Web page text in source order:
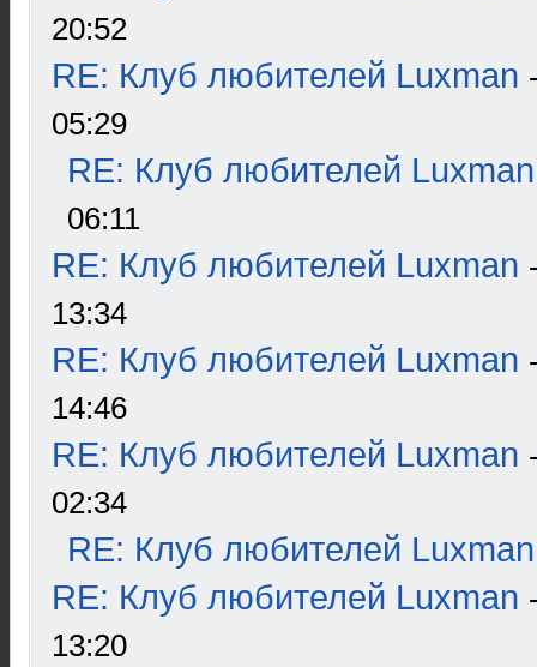
20:52
RE: Клуб любителей Luxman
05:29
RE: Клуб любителей Luxman
06:11
RE: Клуб любителей Luxman
13:34
RE: Клуб любителей Luxman
14:46
RE: Клуб любителей Luxman
02:34
RE: Клуб любителей Luxman
RE: Клуб любителей Luxman
13:20